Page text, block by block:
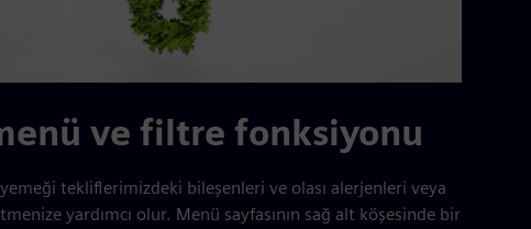
ve filtre fonksiyonu
tekliflerimizdeki bileşenleri ve olası alerjenleri veya
yardımcı olur. Menü sayfasının sağ alt köşesinde bir